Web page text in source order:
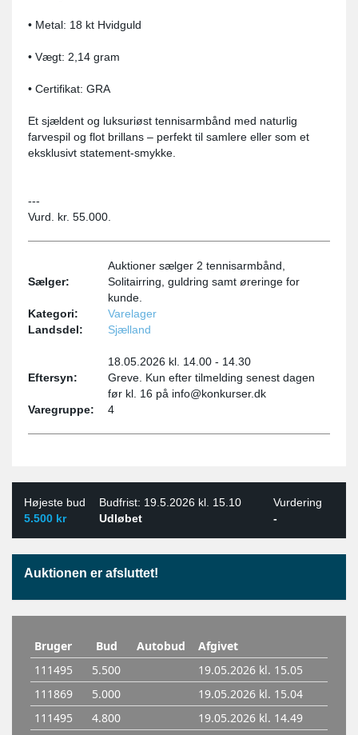
• Metal: 18 kt Hvidguld
• Vægt: 2,14 gram
• Certifikat: GRA
Et sjældent og luksuriøst tennisarmbånd med naturlig
farvespil og flot brillans – perfekt til samlere eller som et
eksklusivt statement-smykke.
---
Vurd. kr. 55.000.
Sælger:
Auktioner sælger 2 tennisarmbånd,
Solitairring, guldring samt øreringe for
kunde.
Kategori:
Varelager
Landsdel:
Sjælland
Eftersyn:
18.05.2026 kl. 14.00 - 14.30
Greve. Kun efter tilmelding senest dagen
før kl. 16 på info@konkurser.dk
Varegruppe:
4
Højeste bud Budfrist: 19.5.2026 kl. 15.10
Vurdering
5.500 kr
Udløbet -
Auktionen er afsluttet!